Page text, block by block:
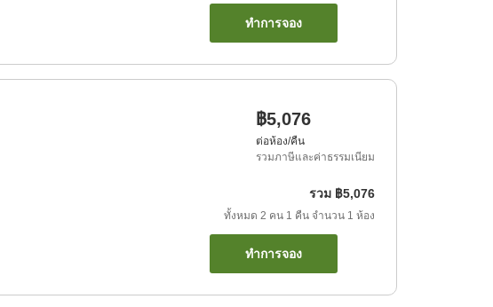
ทำการจอง
฿5,076
ต่อห้อง/คืน
รวมภาษีและค่าธรรมเนียม
รวม ฿5,076
ทั้งหมด 2 คน 1 คืน จำนวน 1 ห้อง
ทำการจอง